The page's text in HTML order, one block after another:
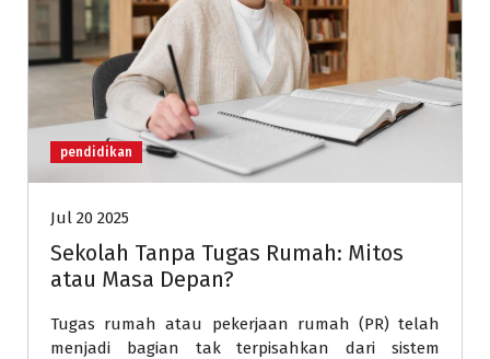
pendidikan
Jul 20 2025
Sekolah Tanpa Tugas Rumah: Mitos
atau Masa Depan?
Tugas rumah atau pekerjaan rumah (PR) telah
menjadi bagian tak terpisahkan dari sistem